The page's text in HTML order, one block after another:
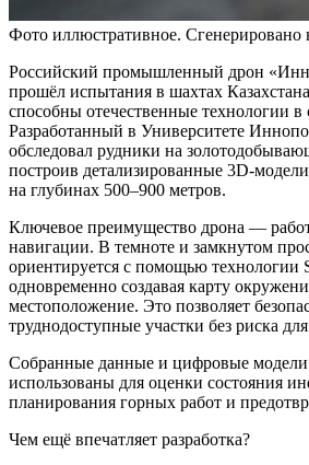
Фото иллюстративное. Сгенерировано
Российский промышленный дрон
прошёл испытания в шахтах
способны отечественные технологии
Разработанный в Университете
обследовал рудники на
построив детализированные
на глубинах 500–900 метров.
Ключевое преимущество дрона —
навигации. В темноте и замкнутом
ориентируется с помощью
одновременно создавая карту
местоположение. Это позволяет
труднодоступные участки без риска
Собранные данные и цифровые модели
использованы для оценки состояния
планирования горных работ и
Чем ещё впечатляет разработка?